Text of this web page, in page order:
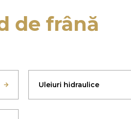
de frână
Uleiuri hidraulice